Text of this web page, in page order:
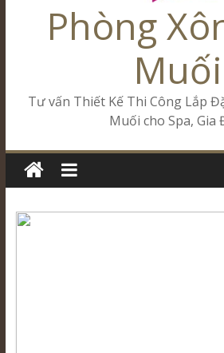
Tăng Doanh Số Kinh Doanh Lắp Đặt
Muối Hồng Group
Phòng
Muối
Tư vấn Thiết Kế Thi Công Lắp
Muối cho Spa, Gia